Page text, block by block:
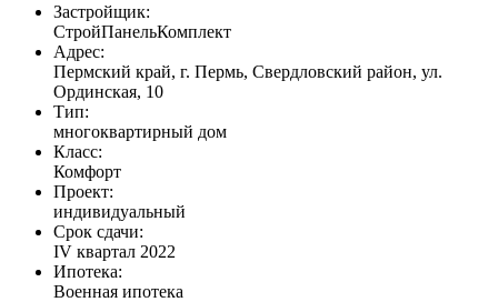
Застройщик:
СтройПанельКомплект
Адрес:
Пермский край, г. Пермь, Свердловский район, ул.
Ординская, 10
Тип:
многоквартирный дом
Класс:
Комфорт
Проект:
индивидуальный
Срок сдачи:
IV квартал 2022
Ипотека:
Военная ипотека